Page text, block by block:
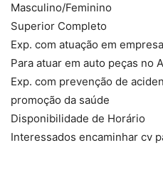
Masculino/Feminino
Superior Completo
Exp. com atuação em
Para atuar em auto peças no
Exp. com prevenção de
promoção da saúde
Disponibilidade de Horário
Interessados encaminhar cv